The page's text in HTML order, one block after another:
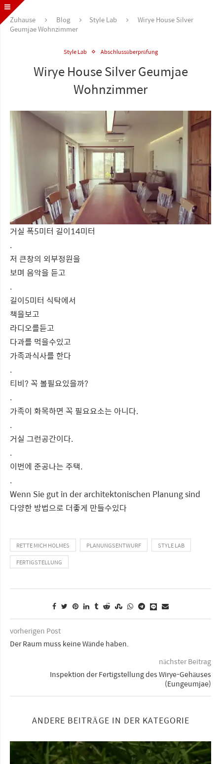
Zuhause Blog Style Lab
Wirye House Silver
Geumjae Wohnzimmer
Style Lab Abschlussüberprüfung
Wirye House Silver Geumjae
Wohnzimmer
거실 폭5미터 길이14미터
.
저 큰창의 외부정원을
보며 음악을 듣고
.
길이5미터 식탁에서
책을보고
라디오를듣고
다과를 먹을수있고
가족과식사를 한다
.
티비? 꼭 볼필요있을까?
.
가족이 화목하면 꼭 필요요소는 아니다.
.
거실 그런공간이다.
.
이번에 준공나는 주택.
.
Wenn Sie gut in der architektonischen Planung sind
다양한 방법으로 더좋게 만들수있다
RETTE MICH HOLMES PLANUNGSENTWURF
STYLE LAB
FERTIGSTELLUNG
vorherigen Post
Der Raum muss keine Wände haben.
nächster Beitrag
Inspektion der Fertigstellung des Wirye-Gehäuses
(Eungeumjae)
ANDERE BEITRÄGE IN DER KATEGORIE